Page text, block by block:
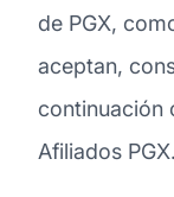
de PGX,
aceptan,
continuación
Afiliados PGX.